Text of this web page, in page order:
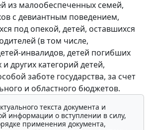
из малообеспеченных семей,
с девиантным поведением,
под опекой, детей, оставшихся
(в том числе,
инвалидов, детей погибших
других категорий детей,
заботе государства, за счет
и областного бюджетов.
текста документа и
информации о вступлении в силу,
применения документа,